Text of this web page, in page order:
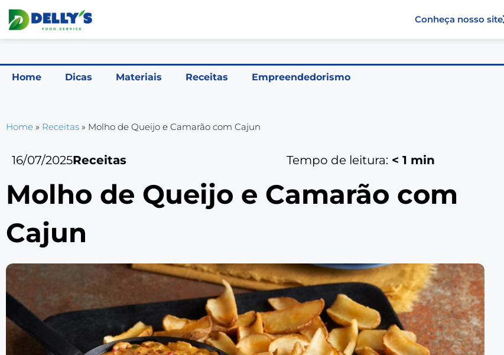
Conheça nosso site
Home Dicas Materiais Receitas Empreendedorismo
Home » Receitas » Molho de Queijo e Camarão com Cajun
16/07/2025Receitas Tempo de leitura: < 1 min
Molho de Queijo e Camarão com
Cajun